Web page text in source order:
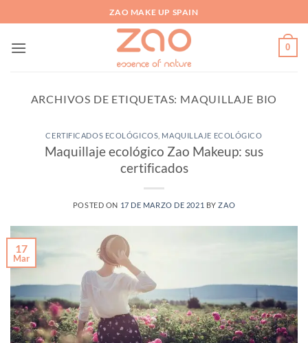
al
contenido
ZAO MAKE UP SPAIN
0
ARCHIVOS DE ETIQUETAS: MAQUILLAJE BIO
CERTIFICADOS ECOLÓGICOS MAQUILLAJE ECOLÓGICO
Maquillaje ecológico Zao Makeup: sus
certificados
POSTED ON 17 DE MARZO DE 2021 BYZAO
17
Mar